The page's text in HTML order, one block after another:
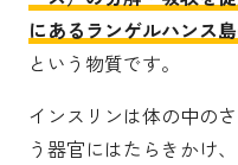
にあるランゲルハンス
という物質です。
インスリンは体の中の
う器官にはたらきかけ